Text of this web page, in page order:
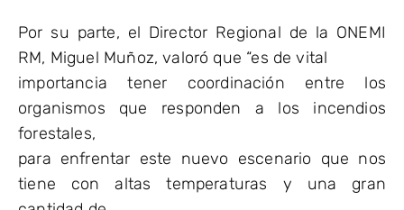
Por su parte, el Director Regional de la ONEMI
RM, Miguel Muñoz, valoró que “es de vital
importancia tener coordinación entre los
organismos que responden a los incendios
forestales,
para enfrentar este nuevo escenario que nos
tiene con altas temperaturas y una gran